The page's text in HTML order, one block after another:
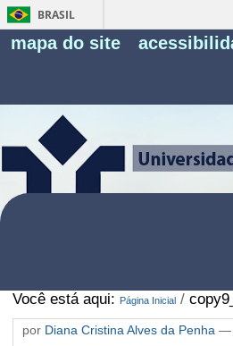
BRASIL
mapa do site
Você está aqui: Página Inicial /
por Diana Cristina Alves da Penha—